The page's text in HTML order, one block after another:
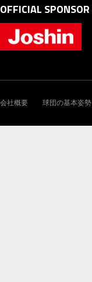
OFFICIAL SPONSOR
会社概要 球団の基本姿勢